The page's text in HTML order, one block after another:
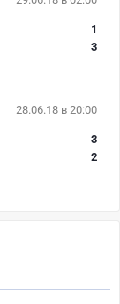
1
3
28.06.18 в 20:00
3
2